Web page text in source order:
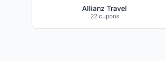
Allianz Travel
22 cupons